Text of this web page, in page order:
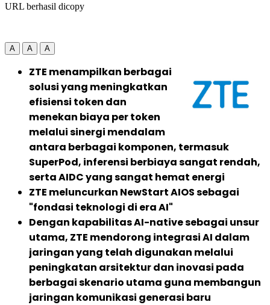
URL berhasil dicopy
A A A
ZTE menampilkan berbagai
solusi yang meningkatkan
efisiensi token dan
menekan biaya per token
melalui sinergi mendalam
antara berbagai komponen, termasuk
SuperPod, inferensi berbiaya sangat rendah,
serta AIDC yang sangat hemat energi
ZTE meluncurkan NewStart AIOS sebagai
"fondasi teknologi di era AI"
Dengan kapabilitas AI-native sebagai unsur
utama, ZTE mendorong integrasi AI dalam
jaringan yang telah digunakan melalui
peningkatan arsitektur dan inovasi pada
berbagai skenario utama guna membangun
jaringan komunikasi generasi baru